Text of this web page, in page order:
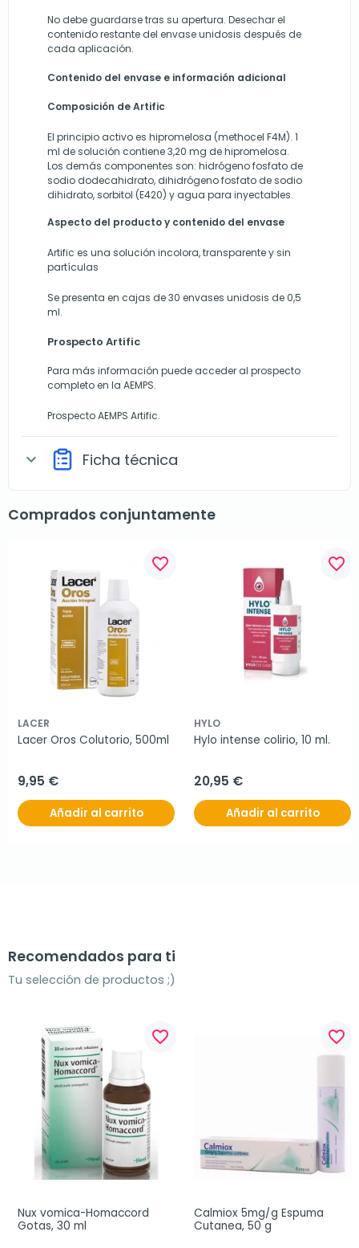
No debe guardarse tras su apertura. Desechar el
contenido restante del envase unidosis después de
cada aplicación.
Contenido del envase e información adicional
Composición de Artific
El principio activo es hipromelosa (methocel F4M). 1
ml de solución contiene 3,20 mg de hipromelosa.
Los demás componentes son: hidrógeno fosfato de
sodio dodecahidrato, dihidrógeno fosfato de sodio
dihidrato, sorbitol (E420) y agua para inyectables.
Aspecto del producto y contenido del envase
Artific es una solución incolora, transparente y sin
partículas
Se presenta en cajas de 30 envases unidosis de 0,5
ml.
Prospecto Artific
Para más información puede acceder al prospecto
completo en la AEMPS.
Prospecto AEMPS Artific.
expand_more Ficha técnica
Comprados conjuntamente
favorite_border
LACER
Lacer Oros Colutorio, 500ml
9,95 €
Añadir al carrito
favorite_border
HYLO
Hylo intense colirio, 10 ml.
20,95 €
Añadir al carrito
Recomendados para ti
Tu selección de productos ;)
favorite_border
Nux vomica-Homaccord
Gotas, 30 ml
favorite_border
Calmiox 5mg/g Espuma
Cutanea, 50 g